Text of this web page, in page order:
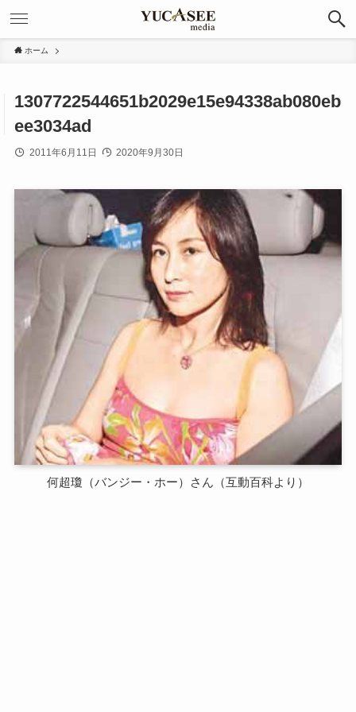
ホーム
1307722544651b2029e15e94338ab080eb
ee3034ad
2011年6月11日 2020年9月30日
何超瓊（バンジー・ホー）さん（互動百科より）